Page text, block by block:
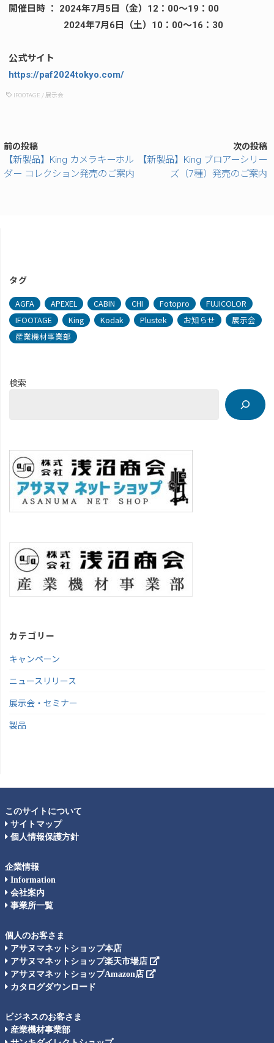
開催日時 ： 2024年7月5日（金）12：00～19：00
2024年7月6日（土）10：00～16：30
公式サイト
https://paf2024tokyo.com/
IFOOTAGE /展示会
前の投稿
【新製品】King カメラキーホル
ダー コレクション発売のご案内
次の投稿
【新製品】King ブロアーシリー
ズ（7種）発売のご案内
タグ
AGFA APEXEL CABIN CHI Fotopro
FUJICOLOR
IFOOTAGE
King Kodak Plustek お知らせ
展示会
産業機材事業部
検索
カテゴリー
キャンペーン
ニュースリリース
展示会・セミナー
製品
このサイトについて
サイトマップ
個人情報保護方針
企業情報
Information
会社案内
事業所一覧
個人のお客さま
アサヌマネットショップ本店
アサヌマネットショップ楽天市場店
アサヌマネットショップAmazon店
カタログダウンロード
ビジネスのお客さま
産業機材事業部